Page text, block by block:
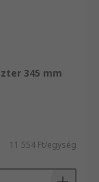
345 mm
11 554 Ft/egység